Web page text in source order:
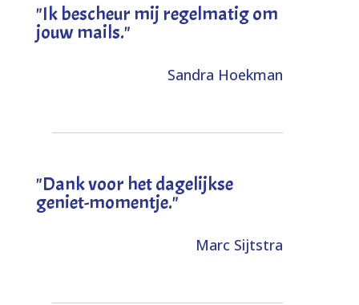
"Ik bescheur mij regelmatig om
jouw mails."
Sandra Hoekman
"Dank voor het dagelijkse
geniet-momentje."
Marc Sijtstra